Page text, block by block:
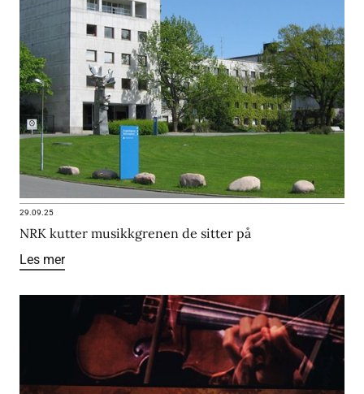
29.09.25
NRK kutter musikkgrenen de sitter på
Les mer